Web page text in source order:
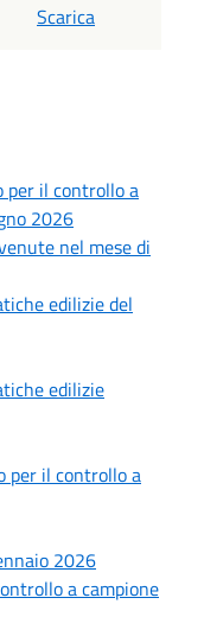
Scarica
per il controllo a
2026
nel mese di
edilizie del
edilizie
per il controllo a
2026
a campione